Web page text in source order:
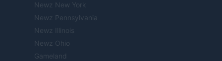
Newz New York
Newz Pennsylvania
Newz Illinois
Newz Ohio
Gameland